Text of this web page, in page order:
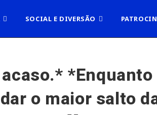
SOCIAL E DIVERSÃO
*Enquanto
o maior salto